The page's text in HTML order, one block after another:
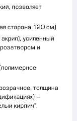
позволяет
сторона 120 см)
усиленный
и
толщина
–
кирпич",